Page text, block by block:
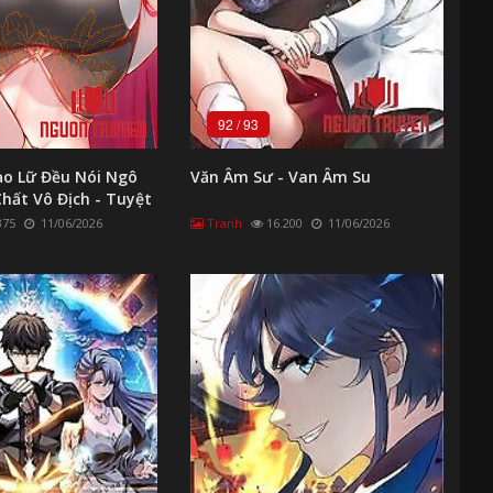
Lữ Đều Nói Ngô
Vô Địch - Tuyệt
11/06/2026
92 / 93
Văn Âm Sư - Van Âm Su
Tranh 16.200 11/06/2026